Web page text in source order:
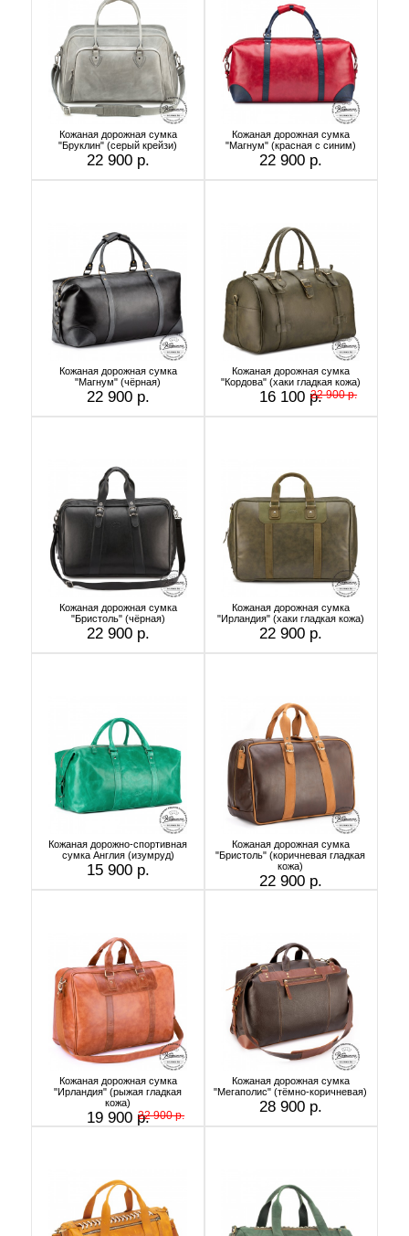
Кожаная дорожная сумка
"Бруклин" (серый крейзи)
22 900 р.
Кожаная дорожная сумка
"Магнум" (красная с синим)
22 900 р.
Кожаная дорожная сумка
"Магнум" (чёрная)
22 900 р.
Кожаная дорожная сумка
"Кордова" (хаки гладкая кожа)
16 100 р.22 900 р.
Кожаная дорожная сумка
"Бристоль" (чёрная)
22 900 р.
Кожаная дорожная сумка
"Ирландия" (хаки гладкая кожа)
22 900 р.
Кожаная дорожно-спортивная
сумка Англия (изумруд)
15 900 р.
Кожаная дорожная сумка
"Бристоль" (коричневая гладкая
кожа)
22 900 р.
Кожаная дорожная сумка
"Ирландия" (рыжая гладкая
кожа)
19 900 р.22 900 р.
Кожаная дорожная сумка
"Мегаполис" (тёмно-коричневая)
28 900 р.